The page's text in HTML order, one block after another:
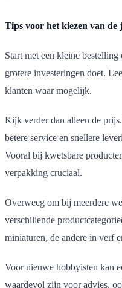
Tips voor het kiezen van de
Start met een kleine
grotere investeringen doet.
klanten waar mogelijk.
Kijk verder dan alleen de
betere service en snellere
Vooral bij kwetsbare
verpakking cruciaal.
Overweeg om bij meerdere
verschillende
miniaturen, de andere in verf
Voor nieuwe hobbyisten kan
waardevol zijn voor advies,